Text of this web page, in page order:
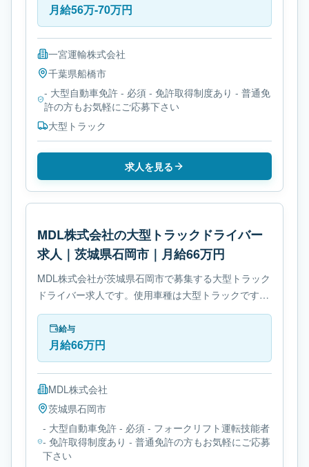
月給56万-70万円
一宮運輸株式会社
千葉県船橋市
- 大型自動車免許 - 必須 - 免許取得制度あり - 普通免
許の方もお気軽にご応募下さい
大型トラック
求人を見る
MDL株式会社の大型トラックドライバー
求人｜茨城県石岡市｜月給66万円
MDL株式会社が茨城県石岡市で募集する大型トラック
ドライバー求人です。使用車種は大型トラックです。
必要免許は- 大型自動車免許です。
給与
月給66万円
MDL株式会社
茨城県石岡市
- 大型自動車免許 - 必須 - フォークリフト運転技能者
- 免許取得制度あり - 普通免許の方もお気軽にご応募
下さい